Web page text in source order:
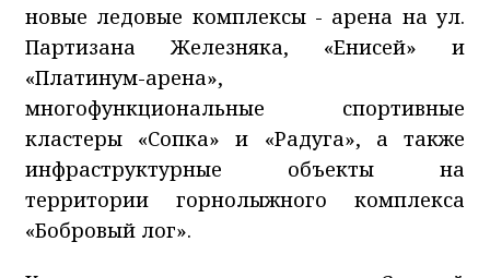
новые ледовые комплексы - арена на ул.
Партизана Железняка, «Енисей» и
«Платинум-арена»,
многофункциональные спортивные
кластеры «Сопка» и «Радуга», а также
инфраструктурные объекты на
территории горнолыжного комплекса
«Бобровый лог».